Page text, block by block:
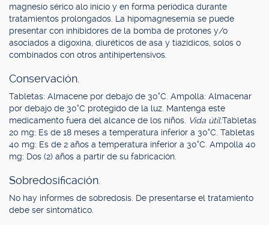
magnesio sérico alo inicio y en forma periódica durante
tratamientos prolongados. La hipomagnesemia se puede
presentar con inhibidores de la bomba de protones y/o
asociados a digoxina, diuréticos de asa y tiazídicos, solos o
combinados con otros antihipertensivos.
Conservación.
Tabletas: Almacene por debajo de 30°C. Ampolla: Almacenar
por debajo de 30°C protegido de la luz. Mantenga este
medicamento fuera del alcance de los niños. Vida útil:Tabletas
20 mg: Es de 18 meses a temperatura inferior a 30°C. Tabletas
40 mg: Es de 2 años a temperatura inferior a 30°C. Ampolla 40
mg: Dos (2) años a partir de su fabricación.
Sobredosificación.
No hay informes de sobredosis. De presentarse el tratamiento
debe ser sintomático.